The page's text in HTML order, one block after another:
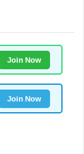
Join Now
Join Now